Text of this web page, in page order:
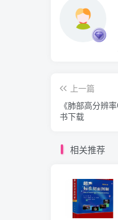
上一篇
《肺部高分辨
书下载
相关推荐